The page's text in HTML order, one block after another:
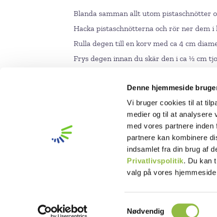
Denne hjemmeside
Vi bruger cookies til at
medier og til at analysere
med vores partnere
partnere kan kombinere
indsamlet fra din brug af
Privatlivspolitik. Du kan
valg på vores
Nødvendig
Blanda samman allt utom pistaschnötter
Hacka pistaschnötterna och rör ner dem
Rulla degen till en korv med ca 4 cm
Frys degen innan du skär den i ca ½ cm
Cookiedeklaration